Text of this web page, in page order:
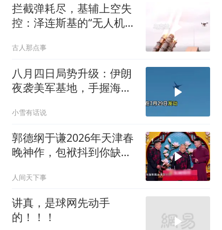
拦截弹耗尽，基辅上空失
控：泽连斯基的“无人机神
古人那点事
八月四日局势升级：伊朗
夜袭美军基地，手握海峡
小雪有话说
郭德纲于谦2026年天津春
晚神作，包袱抖到你缺氧
人间天下事
讲真，是球网先动手
的！！！